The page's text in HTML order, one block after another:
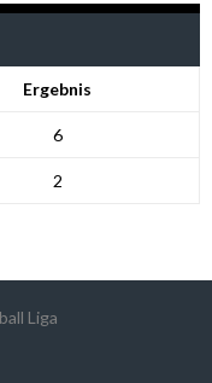
Ergebnis
6
2
Liga